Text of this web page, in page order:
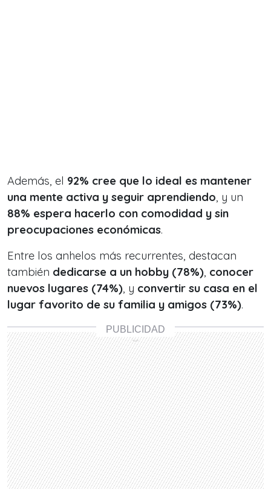
Además, el 92% cree que lo ideal es mantener
una mente activa y seguir aprendiendo, y un
88% espera hacerlo con comodidad y sin
preocupaciones económicas.
Entre los anhelos más recurrentes, destacan
también dedicarse a un hobby (78%), conocer
nuevos lugares (74%), y convertir su casa en el
lugar favorito de su familia y amigos (73%).